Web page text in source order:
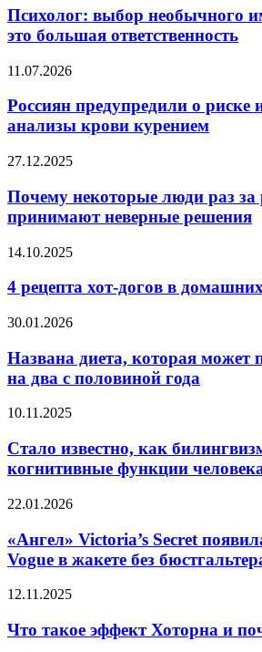
необычного
имени
ребенка
это
ответственность
Психолог: выбор необычного
это большая ответственность
Россиян
о
испортить
крови
11.07.2026
Россиян предупредили о риске
анализы крови курением
Почему
люди
раз
за
принимают
решения
27.12.2025
Почему некоторые люди раз за
принимают неверные решения
4
хот-
догов
в
условиях
14.10.2025
4 рецепта хот-догов в
Названа
которая
может
продлить
на
с
половиной
30.01.2026
Названа диета, которая может
на два с половиной года
Стало
как
билингвизм
влияет
когнитивные
человека
10.11.2025
Стало известно, как
когнитивные функции
«Ангел»
Secret
появилась
на
Vogue
жакете
22.01.2026
«Ангел» Victoria’s Secret
Vogue в жакете без
Что
эффект
Хоторна
12.11.2025
Что такое эффект Хоторна и